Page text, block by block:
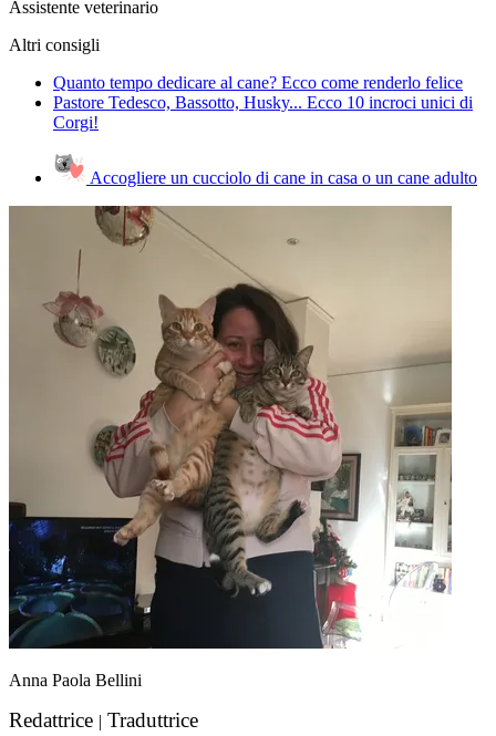
Assistente veterinario
Altri consigli
Quanto tempo dedicare al cane? Ecco come renderlo felice
Pastore Tedesco, Bassotto, Husky... Ecco 10 incroci unici di
Corgi!
Accogliere un cucciolo di cane in casa o un cane adulto
Anna Paola Bellini
Redattrice | Traduttrice